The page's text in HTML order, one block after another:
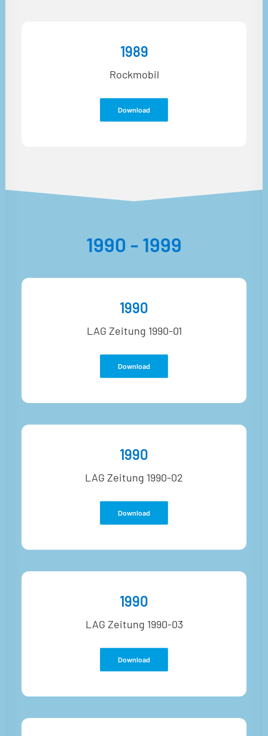
1989
Rockmobil
Download
1990 - 1999
1990
LAG Zeitung 1990-01
Download
1990
LAG Zeitung 1990-02
Download
1990
LAG Zeitung 1990-03
Download